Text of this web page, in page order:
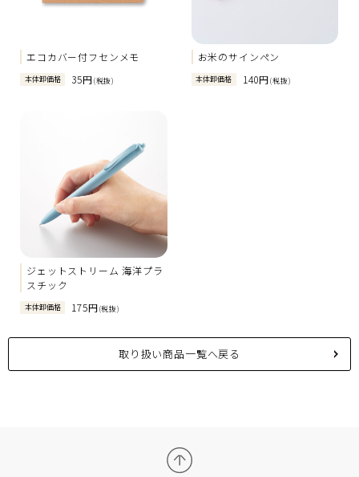
エコカバー付フセンメモ
本体卸価格 35円(税抜)
お米のサインペン
本体卸価格 140円(税抜)
ジェットストリーム 海洋プラ
スチック
本体卸価格 175円(税抜)
取り扱い商品一覧へ戻る